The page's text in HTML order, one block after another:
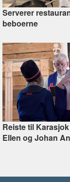
Serverer
beboerne
Reiste til
Ellen og Johan